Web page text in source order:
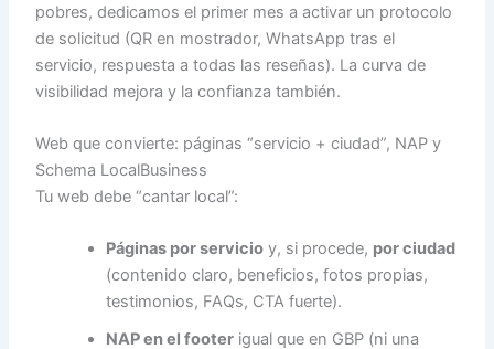
pobres, dedicamos el primer mes a activar un protocolo
de solicitud (QR en mostrador, WhatsApp tras el
servicio, respuesta a todas las reseñas). La curva de
visibilidad mejora y la confianza también.
Web que convierte: páginas “servicio + ciudad”, NAP y
Schema LocalBusiness
Tu web debe “cantar local”:
Páginas por servicio y, si procede, por ciudad
(contenido claro, beneficios, fotos propias,
testimonios, FAQs, CTA fuerte).
NAP en el footer igual que en GBP (ni una